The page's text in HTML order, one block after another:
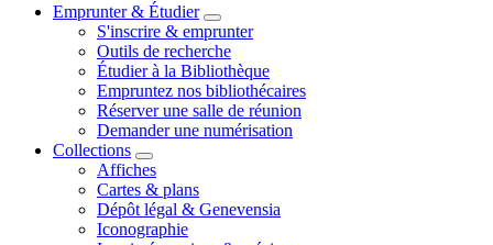
Emprunter & Étudier
S'inscrire & emprunter
Outils de recherche
Étudier à la Bibliothèque
Empruntez nos bibliothécaires
Réserver une salle de réunion
Demander une numérisation
Collections
Affiches
Cartes & plans
Dépôt légal & Genevensia
Iconographie